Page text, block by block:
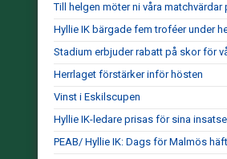
Till helgen möter ni våra matchvärdar
Hyllie IK bärgade fem troféer under
Stadium erbjuder rabatt på skor för
Herrlaget förstärker inför hösten
Vinst i Eskilscupen
Hyllie IK-ledare prisas för sina
PEAB/ Hyllie IK: Dags för Malmös